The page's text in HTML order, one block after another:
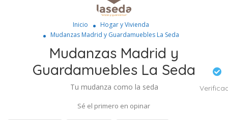
Inicio
Hogar y Vivienda
Mudanzas Madrid y Guardamuebles La Seda
Mudanzas Madrid y
Guardamuebles La Seda
Tu mudanza como la seda
Sé el primero en opinar